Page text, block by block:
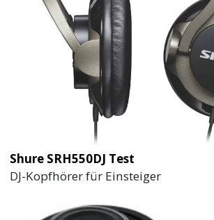
Shure SRH550DJ Test
DJ-Kopfhörer für Einsteiger